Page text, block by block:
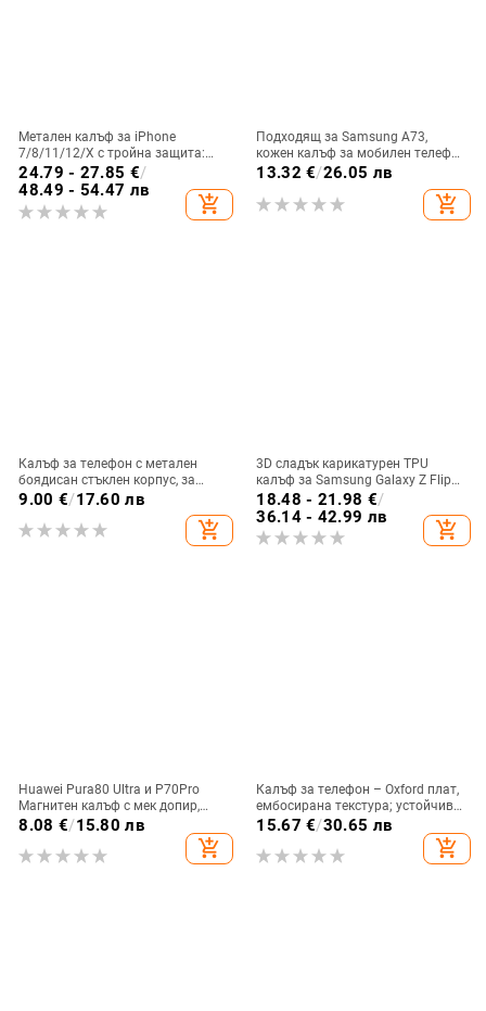
Метален калъф за iPhone
7/8/11/12/X с тройна защита:
удароустойчив, прахоустойчив и
запечатан
24.79 - 27.85 €/
48.49 - 54.47 лв
add_shopping_cart
Подходящ за Samsung A73,
кожен калъф за мобилен телефон
A36/A16, калъф за мобилен
телефон A26/A56, флип калъф,
защитен калъф, невидима скоба.
13.32 €/26.05 лв
add_shopping_cart
Калъф за телефон с метален
боядисан стъклен корпус, за
iPhone 11–14 Pro Max,
9.00 €/17.60 лв
add_shopping_cart
3D сладък карикатурен TPU
калъф за Samsung Galaxy Z Flip
6/3/4, защита срещу изпускане,
корейски стил
18.48 - 21.98 €/
36.14 - 42.99 лв
add_shopping_cart
Huawei Pura80 Ultra и P70Pro
Магнитен калъф с мек допир,
ултра тънък PC корпус,
8.08 €/15.80 лв
add_shopping_cart
Калъф за телефон – Oxford плат,
ембосирана текстура; устойчив
на износ и изпадане, против
отпечатъци; съвместим с iPhone
12, iPhone 13, iPhone 14 и други
15.67 €/30.65 лв
add_shopping_cart